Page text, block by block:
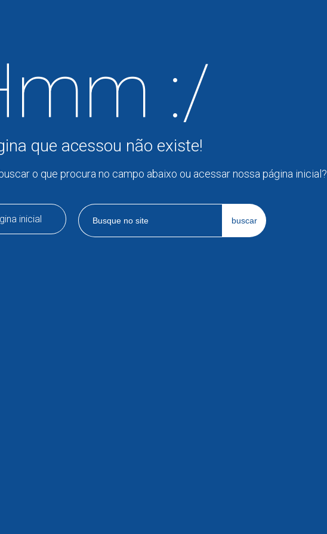
:/
que acessou não existe!
o que procura no campo abaixo ou acessar nossa página inicial?
inicial